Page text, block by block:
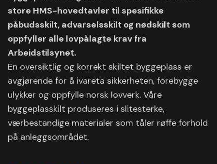
store HMS-hovedtavler til spesifikke
påbudsskilt, advarselsskilt og nødskilt som
oppfyller alle lovpålagte krav fra
Arbeidstilsynet.
En oversiktlig og korrekt skiltet byggeplass er
avgjørende for å ivareta sikkerheten, forebygge
ulykker og oppfylle norsk lovverk. Våre
byggeplasskilt produseres i slitesterke,
værbestandige materialer som tåler røffe forhold
på anleggsområdet.